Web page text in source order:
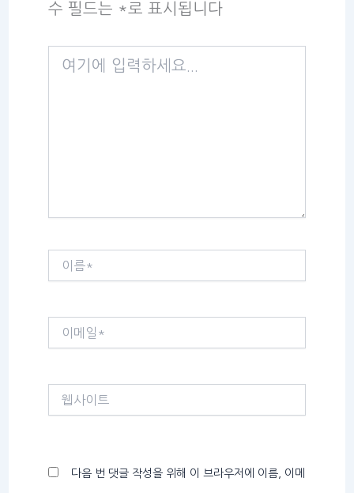
수 필드는 *로 표시됩니다
다음 번 댓글 작성을 위해 이 브라우저에 이름, 이메